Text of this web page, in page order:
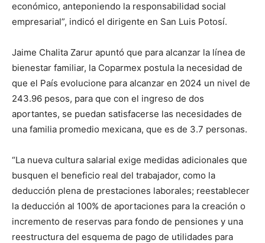
económico, anteponiendo la responsabilidad social
empresarial”, indicó el dirigente en San Luis Potosí.
Jaime Chalita Zarur apuntó que para alcanzar la línea de
bienestar familiar, la Coparmex postula la necesidad de
que el País evolucione para alcanzar en 2024 un nivel de
243.96 pesos, para que con el ingreso de dos
aportantes, se puedan satisfacerse las necesidades de
una familia promedio mexicana, que es de 3.7 personas.
“La nueva cultura salarial exige medidas adicionales que
busquen el beneficio real del trabajador, como la
deducción plena de prestaciones laborales; reestablecer
la deducción al 100% de aportaciones para la creación o
incremento de reservas para fondo de pensiones y una
reestructura del esquema de pago de utilidades para